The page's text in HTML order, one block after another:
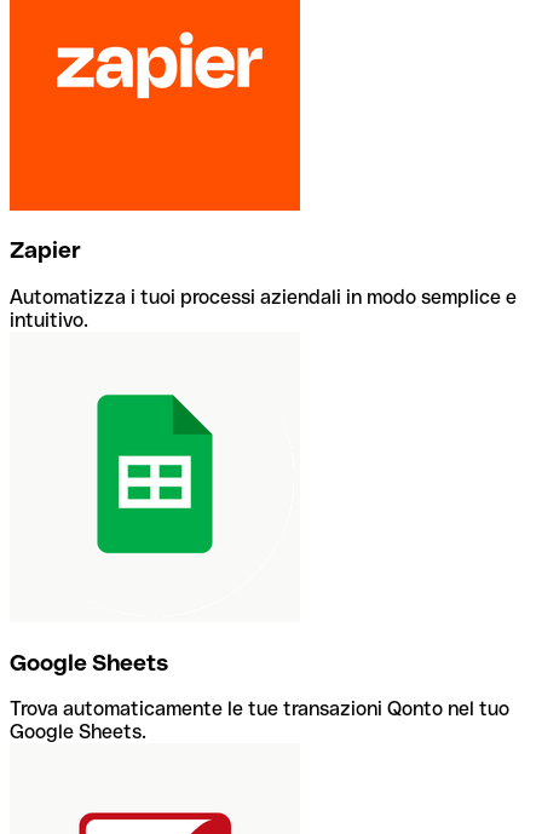
Zapier
Automatizza i tuoi processi aziendali in modo semplice e
intuitivo.
Google Sheets
Trova automaticamente le tue transazioni Qonto nel tuo
Google Sheets.